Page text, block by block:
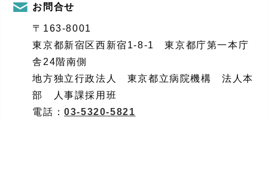
お問合せ
〒163-8001
東京都新宿区西新宿1-8-1 東京都庁第一本庁
舎24階南側
地方独立行政法人 東京都立病院機構 法人本
部 人事課採用班
電話：03-5320-5821